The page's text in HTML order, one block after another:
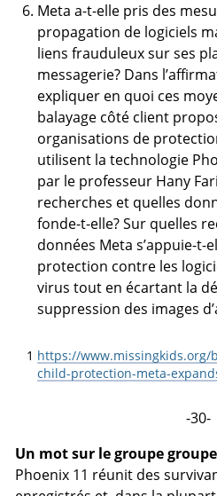
Meta a-t-elle pris des
propagation de logiciels
liens frauduleux sur ses
messagerie? Dans
expliquer en quoi ces
balayage côté client
organisations de
utilisent la technologie
par le professeur Hany
recherches et quelles
fonde-t-elle? Sur quelles
données Meta s’appuie-t-
protection contre les
virus tout en écartant la
suppression des images
1 https://www.missingkids.org/
child-protection-meta-
-30-
Un mot sur le groupe
Phoenix 11 réunit des